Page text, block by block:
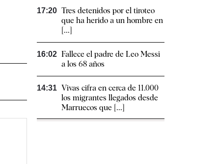
17:20 Tres detenidos por el tiroteo
que ha herido a un hombre en
[...]
16:02 Fallece el padre de Leo Messi
a los 68 años
14:31 Vivas cifra en cerca de 11.000
los migrantes llegados desde
Marruecos que [...]